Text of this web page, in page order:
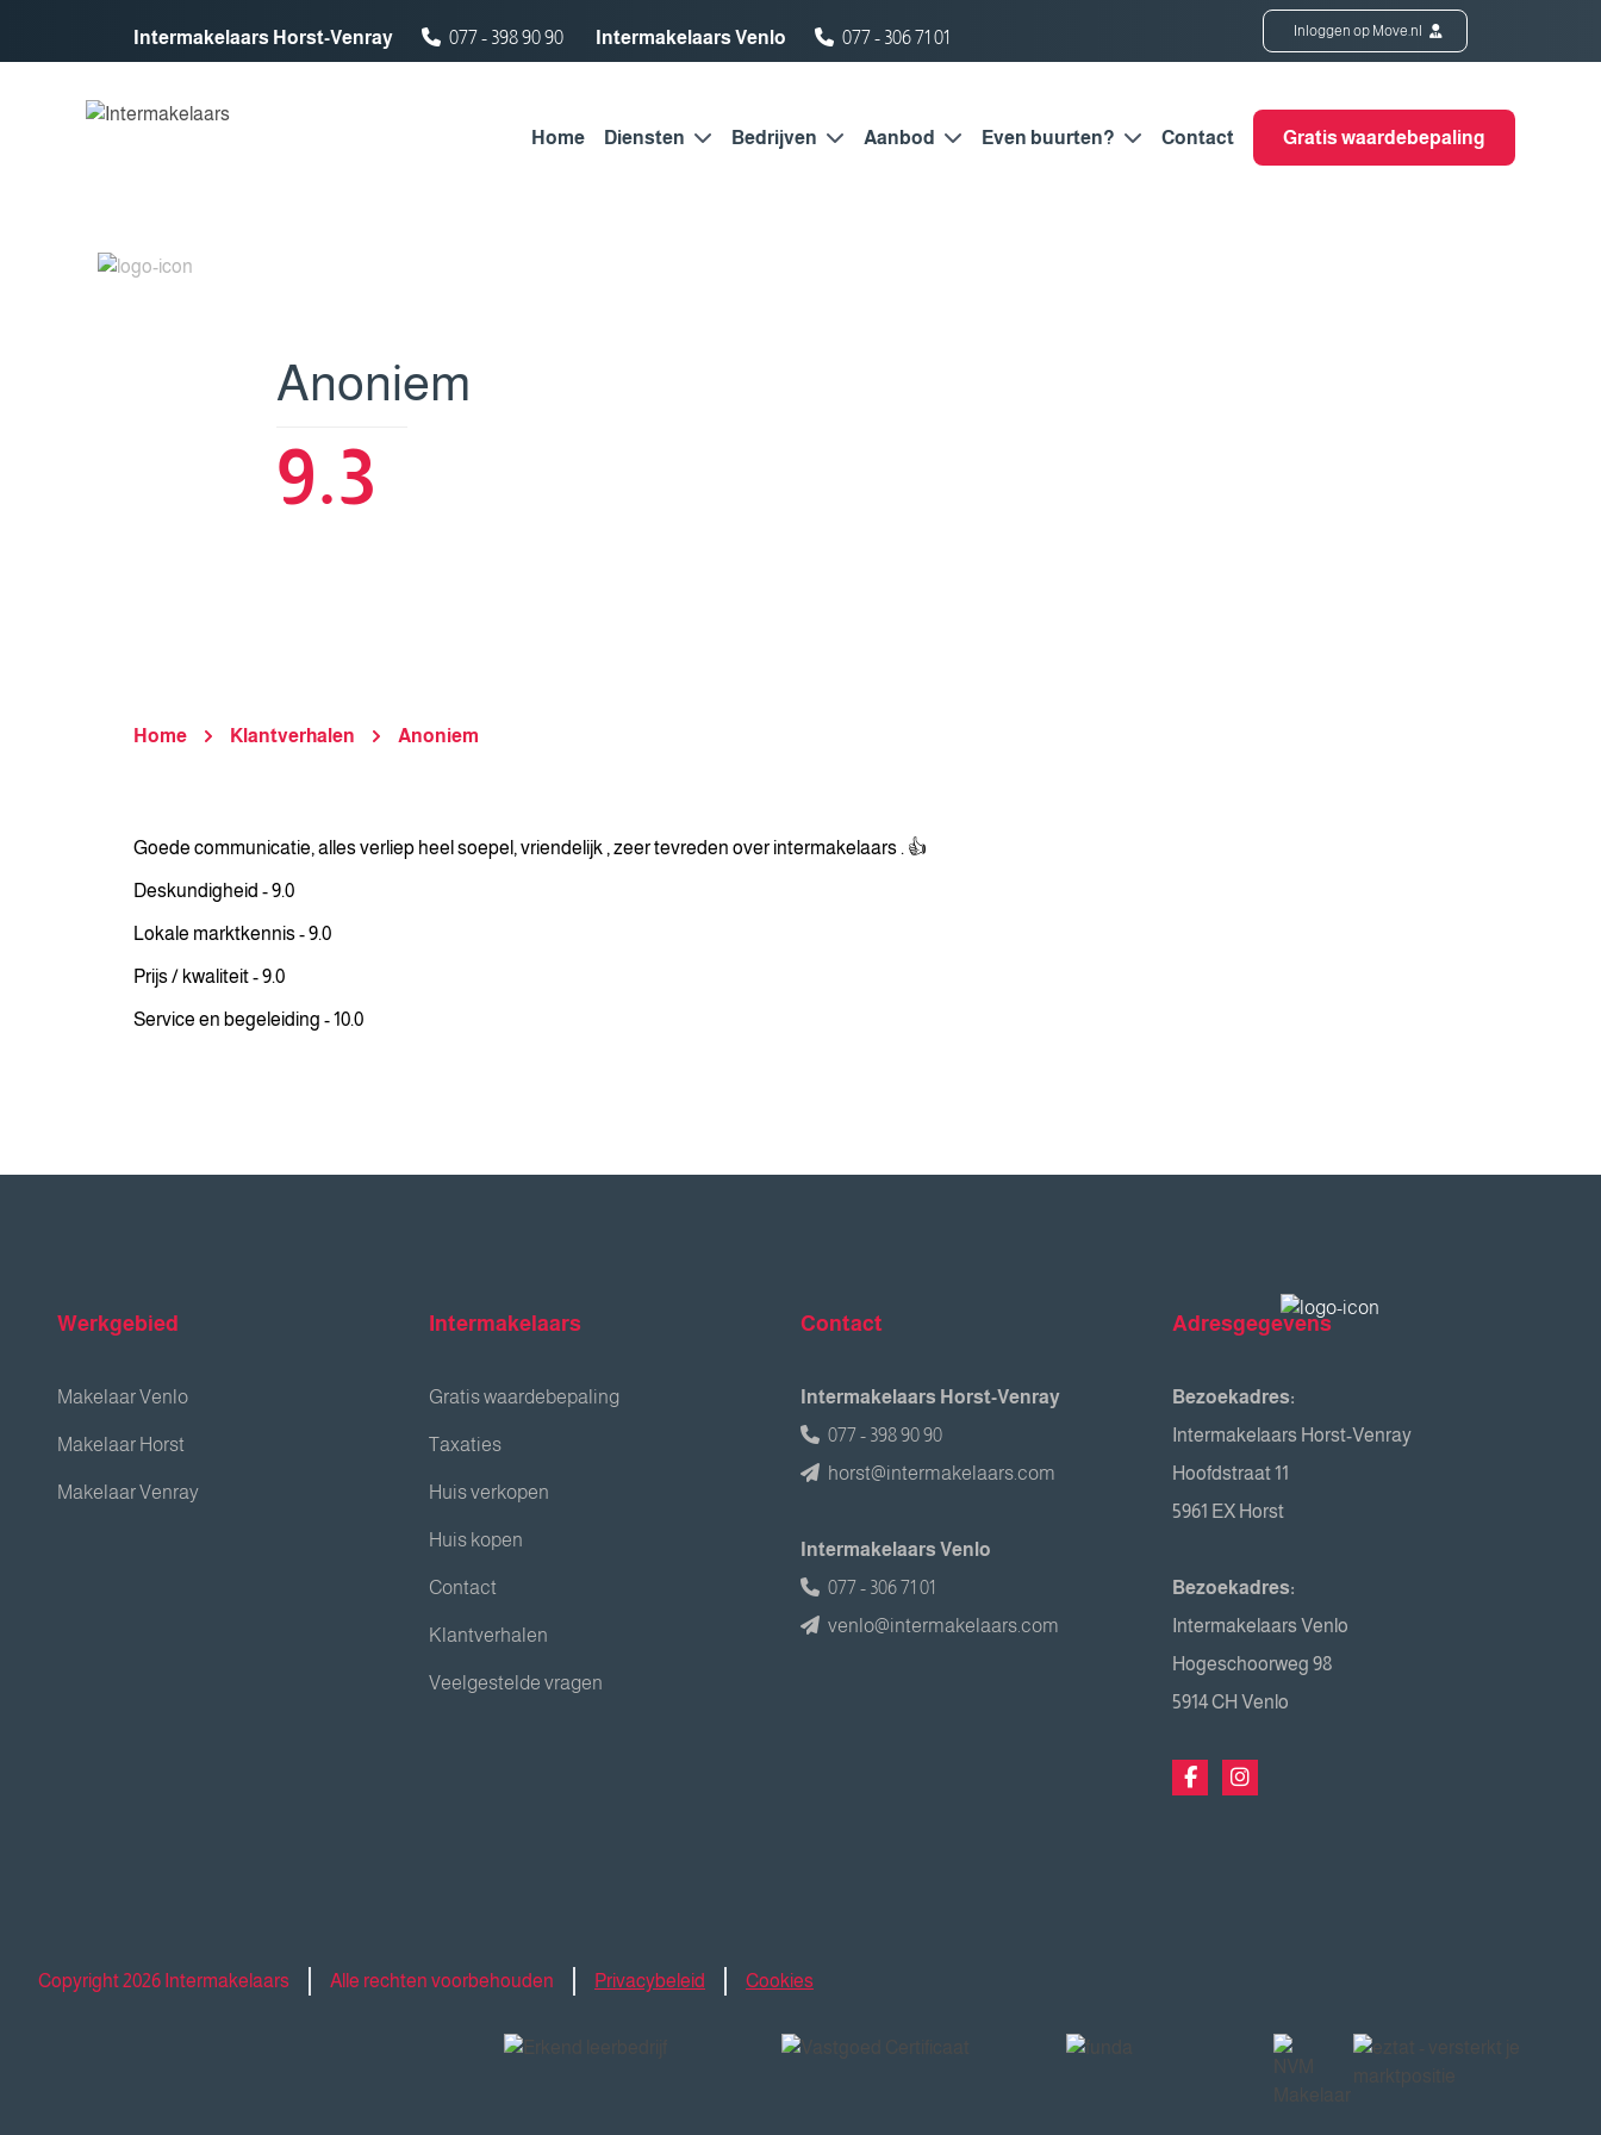
Intermakelaars Horst-Venray
077 - 398 90 90 Intermakelaars Venlo 077 - 306 71 01 Inloggen op Move.nl
Home Diensten Bedrijven Aanbod Even buurten? Contact Gratis waardebepaling
Anoniem
9.3
Home Klantverhalen Anoniem
Goede communicatie, alles verliep heel soepel, vriendelijk , zeer tevreden over intermakelaars . 👍
Deskundigheid - 9.0
Lokale marktkennis - 9.0
Prijs / kwaliteit - 9.0
Service en begeleiding - 10.0
Werkgebied
Makelaar Venlo
Makelaar Horst
Makelaar Venray
Intermakelaars
Gratis waardebepaling
Taxaties
Huis verkopen
Huis kopen
Contact
Klantverhalen
Veelgestelde vragen
Contact
Intermakelaars Horst-Venray
077 - 398 90 90
horst@intermakelaars.com
Intermakelaars Venlo
077 - 306 71 01
venlo@intermakelaars.com
Adresgegevens
Bezoekadres:
Intermakelaars Horst-Venray
Hoofdstraat 11
5961 EX Horst
Bezoekadres:
Intermakelaars Venlo
Hogeschoorweg 98
5914 CH Venlo
Copyright 2026 Intermakelaars Alle rechten voorbehouden Privacybeleid Cookies